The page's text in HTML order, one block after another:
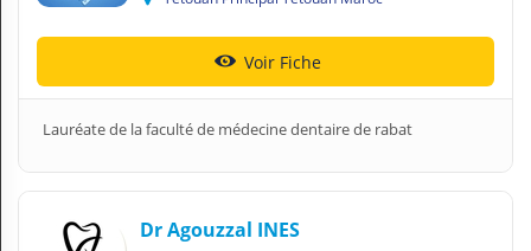
Voir Fiche
Lauréate de la faculté de médecine dentaire de rabat
Dr Agouzzal INES